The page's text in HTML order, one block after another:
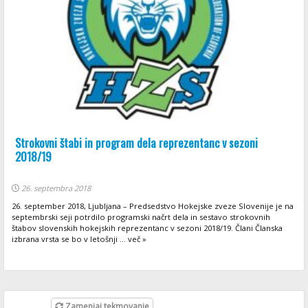
Strokovni štabi in program dela reprezentanc v sezoni
2018/19
26. septembra 2018
26. september 2018, Ljubljana – Predsedstvo Hokejske zveze Slovenije je na
septembrski seji potrdilo programski načrt dela in sestavo strokovnih
štabov slovenskih hokejskih reprezentanc v sezoni 2018/19. Člani Članska
izbrana vrsta se bo v letošnji ... več »